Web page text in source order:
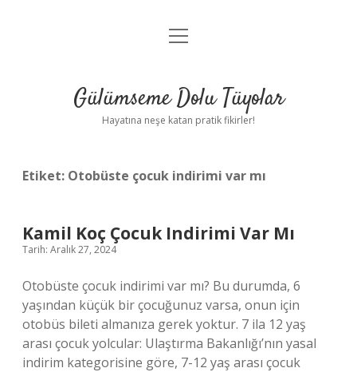
Anasayfa
Yasal Uyarı
menüyü
Gülümseme Dolu Tüyolar
Hayatına neşe katan pratik fikirler!
Etiket: Otobüste çocuk indirimi var mı
Kamil Koç Çocuk Indirimi Var Mı
Tarih: Aralık 27, 2024
Otobüste çocuk indirimi var mı? Bu durumda, 6
yaşından küçük bir çocuğunuz varsa, onun için
otobüs bileti almanıza gerek yoktur. 7 ila 12 yaş
arası çocuk yolcular: Ulaştırma Bakanlığı’nın yasal
indirim kategorisine göre, 7-12 yaş arası çocuk